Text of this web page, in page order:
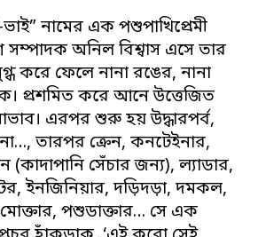
ভাই” নামের এক পশুপাখিপ্রেমী
সম্পাদক অনিল বিশ্বাস এসে তার
করে ফেলে নানা রঙের, নানা
প্রশমিত করে আনে উত্তেজিত
এরপর শুরু হয় উদ্ধারপর্ব,
তারপর ক্রেন, কনটেইনার,
(কাদাপানি সেঁচার জন্য), ল্যাডার,
ইনজিনিয়ার, দড়িদড়া, দমকল,
পশুডাক্তার… সে এক